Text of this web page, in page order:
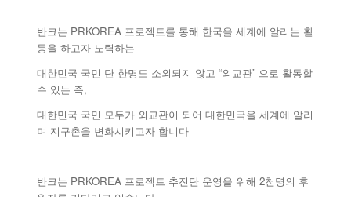
반크는 PRKOREA 프로젝트를 통해 한국을 세계에 알리는 활
동을 하고자 노력하는
대한민국 국민 단 한명도 소외되지 않고 “외교관” 으로 활동할
수 있는 즉,
대한민국 국민 모두가 외교관이 되어 대한민국을 세계에 알리
며 지구촌을 변화시키고자 합니다
반크는 PRKOREA 프로젝트 추진단 운영을 위해 2천명의 후